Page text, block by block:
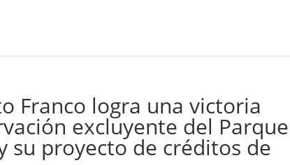
Franco logra una victoria
excluyente del Parque
su proyecto de créditos de